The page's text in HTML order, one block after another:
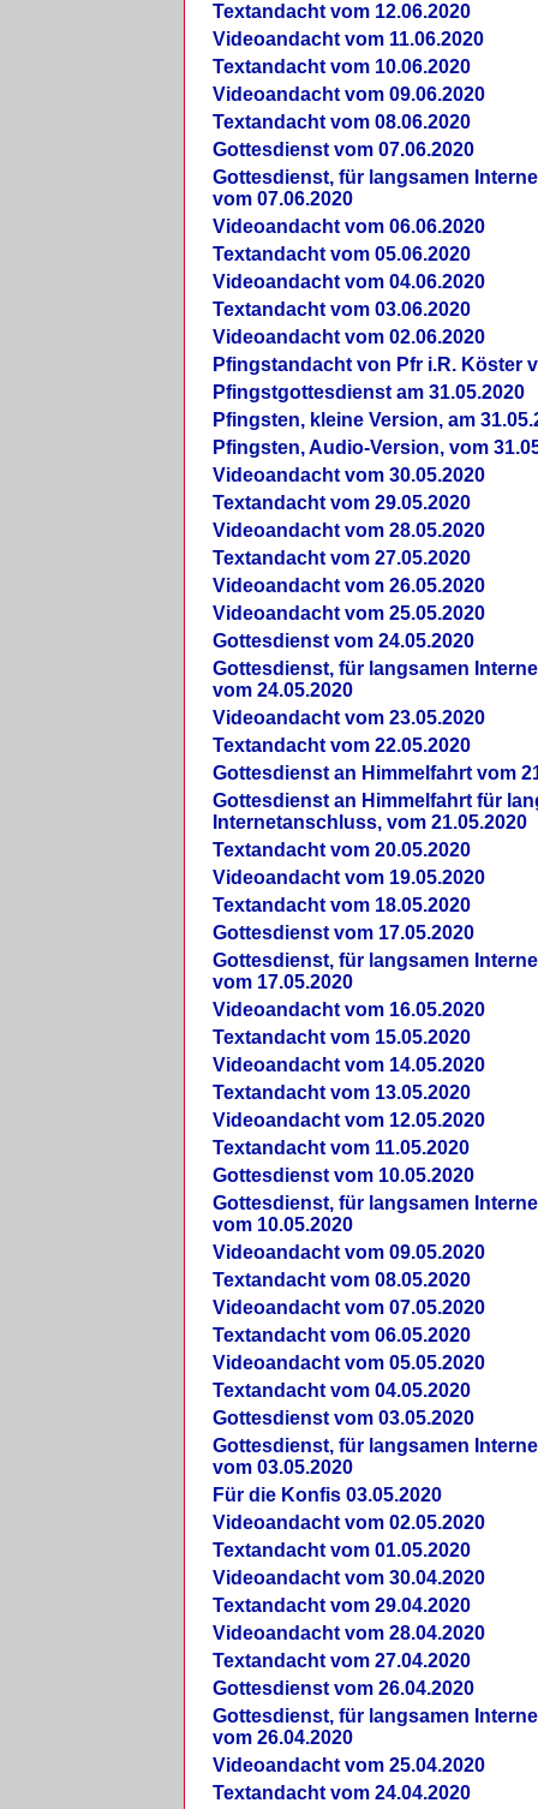
Textandacht vom 12.06.2020
Videoandacht vom 11.06.2020
Textandacht vom 10.06.2020
Videoandacht vom 09.06.2020
Textandacht vom 08.06.2020
Gottesdienst vom 07.06.2020
Gottesdienst, für langsamen
vom 07.06.2020
Videoandacht vom 06.06.2020
Textandacht vom 05.06.2020
Videoandacht vom 04.06.2020
Textandacht vom 03.06.2020
Videoandacht vom 02.06.2020
Pfingstandacht von Pfr i.R. Köster
Pfingstgottesdienst am 31.05.2020
Pfingsten, kleine Version, am
Pfingsten, Audio-Version, vom
Videoandacht vom 30.05.2020
Textandacht vom 29.05.2020
Videoandacht vom 28.05.2020
Textandacht vom 27.05.2020
Videoandacht vom 26.05.2020
Videoandacht vom 25.05.2020
Gottesdienst vom 24.05.2020
Gottesdienst, für langsamen
vom 24.05.2020
Videoandacht vom 23.05.2020
Textandacht vom 22.05.2020
Gottesdienst an Himmelfahrt vom
Gottesdienst an Himmelfahrt für
Internetanschluss, vom 21.05.2020
Textandacht vom 20.05.2020
Videoandacht vom 19.05.2020
Textandacht vom 18.05.2020
Gottesdienst vom 17.05.2020
Gottesdienst, für langsamen
vom 17.05.2020
Videoandacht vom 16.05.2020
Textandacht vom 15.05.2020
Videoandacht vom 14.05.2020
Textandacht vom 13.05.2020
Videoandacht vom 12.05.2020
Textandacht vom 11.05.2020
Gottesdienst vom 10.05.2020
Gottesdienst, für langsamen
vom 10.05.2020
Videoandacht vom 09.05.2020
Textandacht vom 08.05.2020
Videoandacht vom 07.05.2020
Textandacht vom 06.05.2020
Videoandacht vom 05.05.2020
Textandacht vom 04.05.2020
Gottesdienst vom 03.05.2020
Gottesdienst, für langsamen
vom 03.05.2020
Für die Konfis 03.05.2020
Videoandacht vom 02.05.2020
Textandacht vom 01.05.2020
Videoandacht vom 30.04.2020
Textandacht vom 29.04.2020
Videoandacht vom 28.04.2020
Textandacht vom 27.04.2020
Gottesdienst vom 26.04.2020
Gottesdienst, für langsamen
vom 26.04.2020
Videoandacht vom 25.04.2020
Textandacht vom 24.04.2020